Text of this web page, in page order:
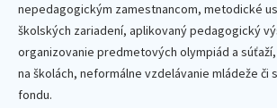
nepedagogickým zamestnancom, metodické
školských zariadení, aplikovaný pedagogický
organizovanie predmetových olympiád a
na školách, neformálne vzdelávanie mládeže či
fondu.